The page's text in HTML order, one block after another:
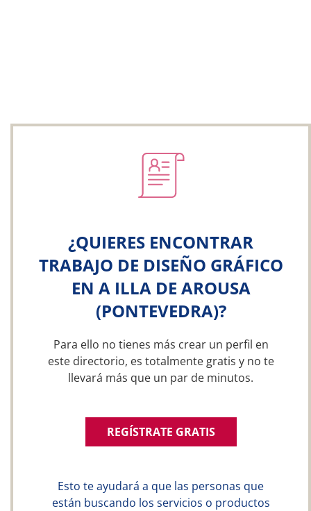
¿QUIERES ENCONTRAR
TRABAJO DE DISEÑO GRÁFICO
EN A ILLA DE AROUSA
(PONTEVEDRA)?
Para ello no tienes más crear un perfil en
este directorio, es totalmente gratis y no te
llevará más que un par de minutos.
REGÍSTRATE GRATIS
Esto te ayudará a que las personas que
están buscando los servicios o productos